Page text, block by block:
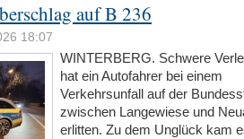
auf B 236
18:07
WINTERBERG. Schwere
hat ein Autofahrer bei einem
Verkehrsunfall auf der
zwischen Langewiese und
erlitten. Zu dem Unglück kam